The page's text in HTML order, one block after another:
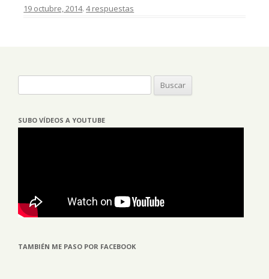
19 octubre, 2014.4 respuestas
SUBO VÍDEOS A YOUTUBE
TAMBIÉN ME PASO POR FACEBOOK